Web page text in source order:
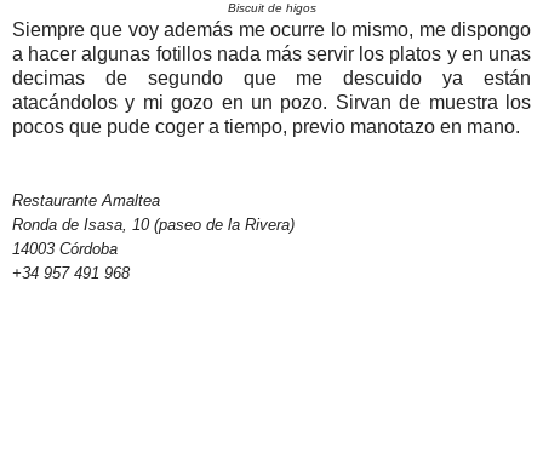
Biscuit de higos
Siempre que voy además me ocurre lo mismo, me dispongo
a hacer algunas fotillos nada más servir los platos y en unas
decimas de segundo que me descuido ya están
atacándolos y mi gozo en un pozo. Sirvan de muestra los
pocos que pude coger a tiempo, previo manotazo en mano.
Restaurante Amaltea
Ronda de Isasa, 10 (paseo de la Rivera)
14003 Córdoba
+34 957 491 968